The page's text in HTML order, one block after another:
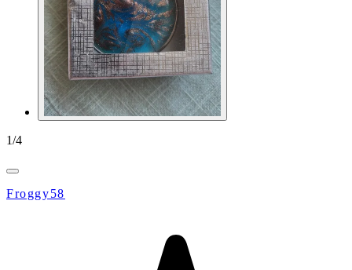
1/4
Froggy58